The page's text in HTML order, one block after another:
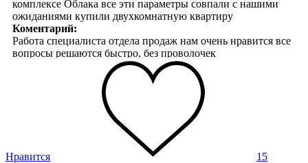
комплексе Облака все эти параметры совпали с нашими
ожиданиями купили двухкомнатную квартиру
Коментарий:
Работа специалиста отдела продаж нам очень нравится все
вопросы решаются быстро, без проволочек
Нравится 15